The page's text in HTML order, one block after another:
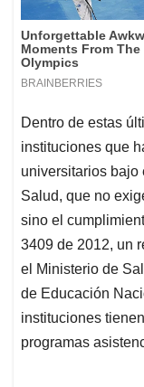
Dentro de estas
instituciones que
universitarios bajo
Salud, que no
sino el
3409 de 2012, un
el Ministerio de
de Educación
instituciones
programas